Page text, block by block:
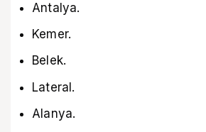
Antalya.
Kemer.
Belek.
Lateral.
Alanya.